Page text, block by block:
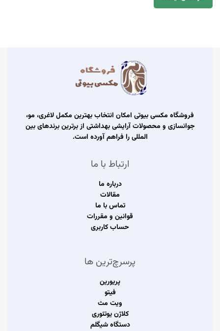
فروشگاه مکسی بیوتی امکان انتخاب بهترین مکمل لاغری، مو،
جوانسازی و محصولات آرایشی بهداشتی از برترین برندهای بین
المللی را فراهم آورده است.
ارتباط با ما
درباره ما
مقالات
تماس با ما
قوانین و مقررات
حساب کاربری
پرسرچ‌ترین ها
پریورین
فیتو
ویت مث
کلاژن یوتئوری
دستگاه شیگلم